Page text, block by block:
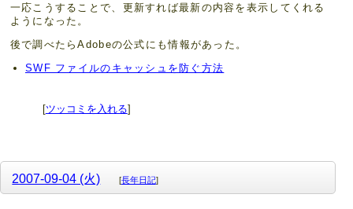
一応こうすることで、更新すれば最新の内容を表示してくれる
ようになった。
後で調べたらAdobeの公式にも情報があった。
SWF ファイルのキャッシュを防ぐ方法
[ツッコミを入れる]
2007-09-04 (火) [長年日記]